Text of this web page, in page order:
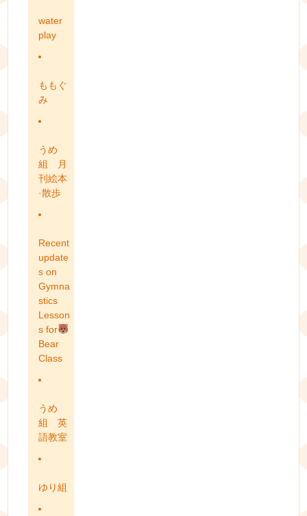
water
play
ももぐ
み
うめ
組 月
刊絵本
·散歩
Recent
update
s on
Gymna
stics
Lesson
s for
Bear
Class
うめ
組 英
語教室
ゆり組